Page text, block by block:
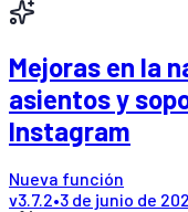
Mejoras en la
asientos y
Instagram
Nueva función
v3.7.2•3 de junio de